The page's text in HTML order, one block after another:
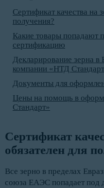
Сертификат качества на
получения?
Какие товары попадают
сертификацию
Декларирование зерна
компании «НТД
Документы для
Цены на помощь в
Стандарт»
Сертификат
обязателен для
Все зерно в пределах
союза ЕАЭС попадает под